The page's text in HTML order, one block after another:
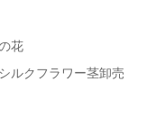
花
ルクフラワー茎卸売